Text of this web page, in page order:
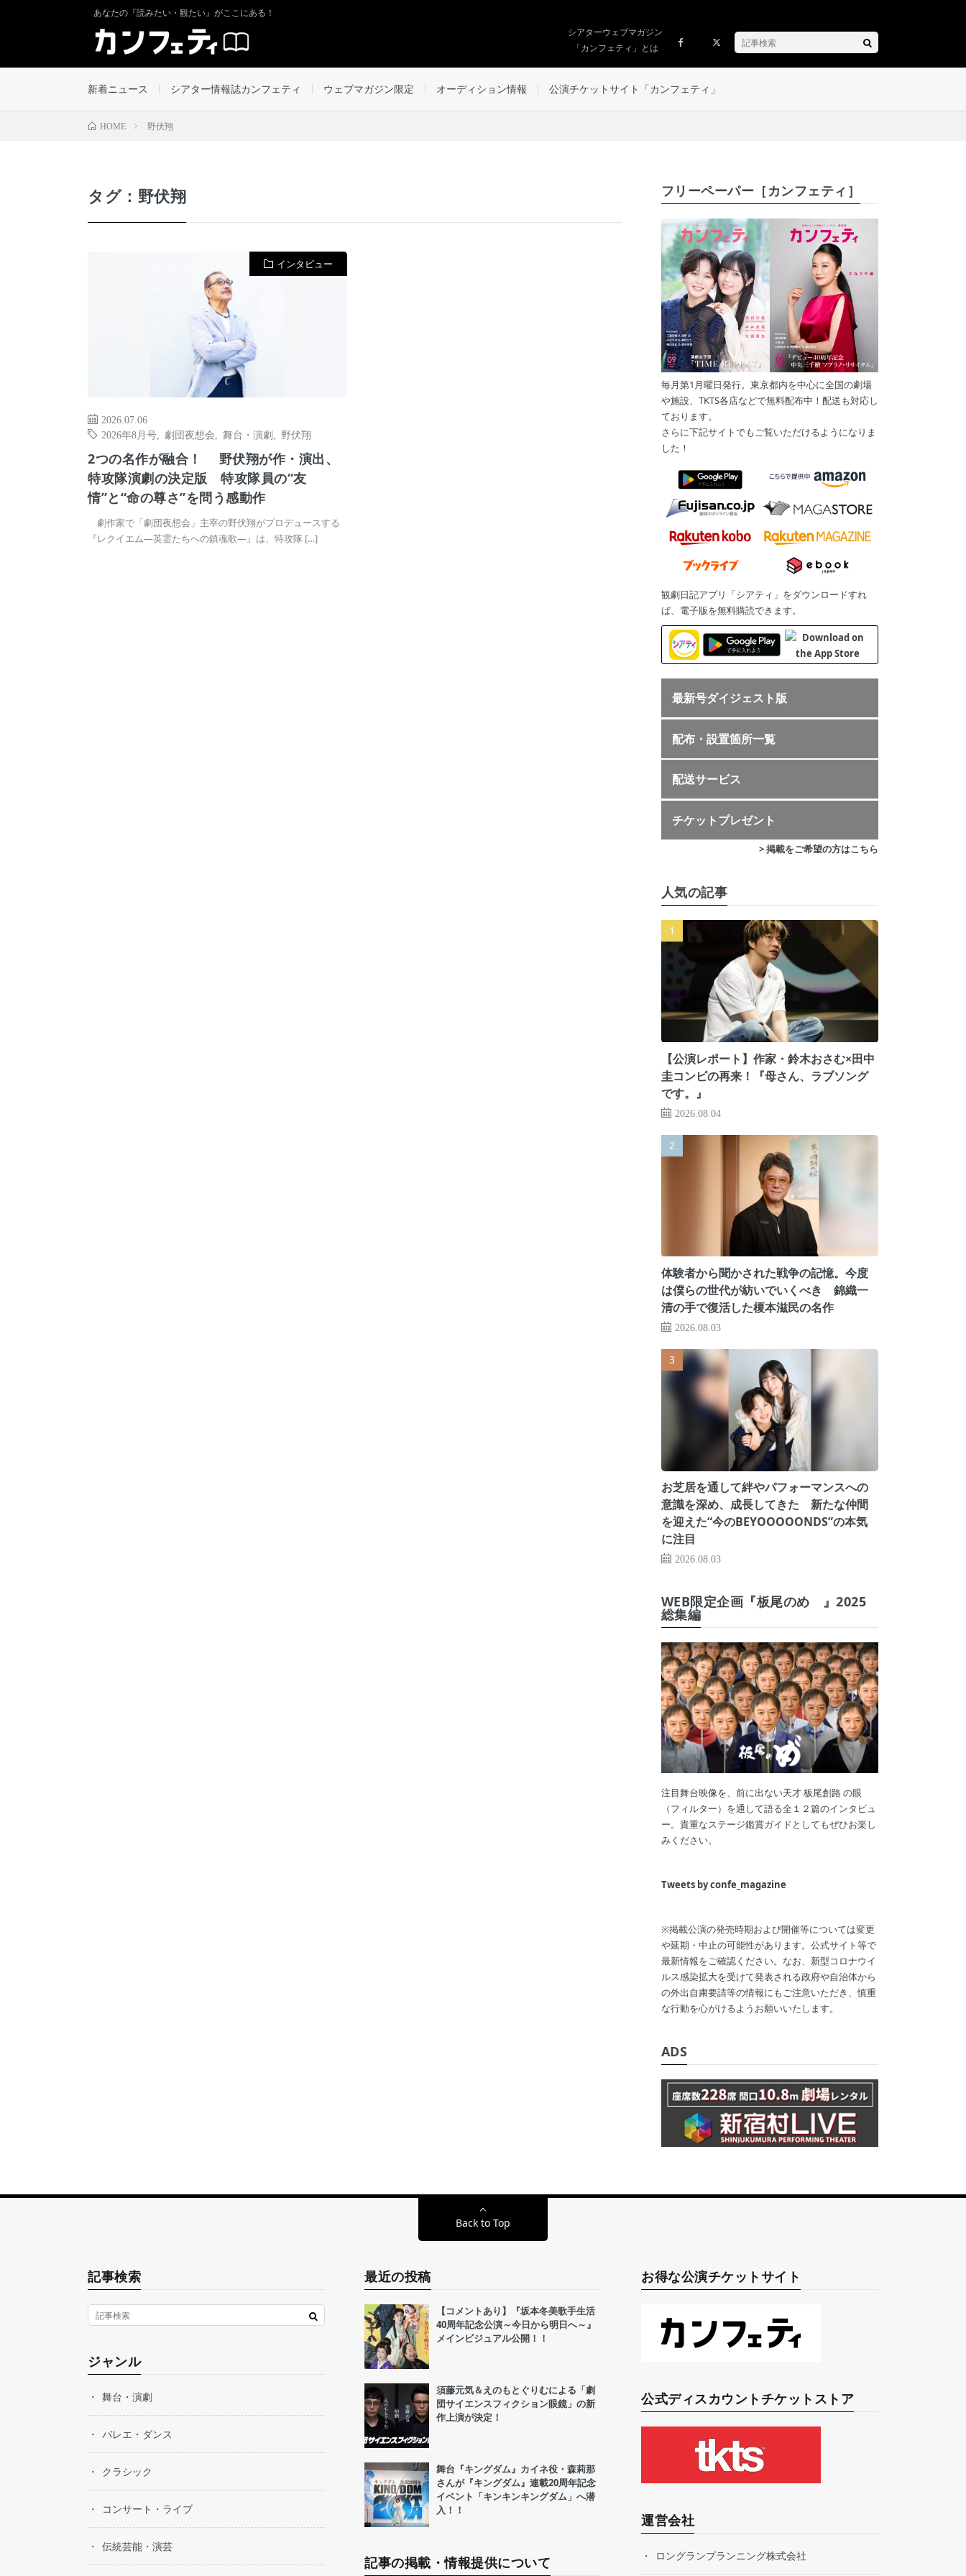
あなたの『読みたい・観たい』がここにある！
シアターウェブマガジン
「カンフェティ」とは
新着ニュース シアター情報誌カンフェティ ウェブマガジン限定 オーディション情報 公演チケットサイト「カンフェティ」
HOME 野伏翔
タグ：野伏翔
インタビュー
2026.07.06
2026年8月号
劇団夜想会 舞台・演劇 野伏翔
2つの名作が融合！ 野伏翔が作・演出、
特攻隊演劇の決定版 特攻隊員の“友
情”と“命の尊さ”を問う感動作
劇作家で「劇団夜想会」主宰の野伏翔がプロデュースする
『レクイエム―英霊たちへの鎮魂歌―』は、特攻隊 […]
フリーペーパー［カンフェティ］
毎月第1月曜日発行。東京都内を中心に全国の劇場
や施設、TKTS各店などで無料配布中！配送も対応し
ております。
さらに下記サイトでもご覧いただけるようになりま
した！
観劇日記アプリ「シアティ」をダウンロードすれ
ば、電子版を無料購読できます。
最新号ダイジェスト版
配布・設置箇所一覧
配送サービス
チケットプレゼント
> 掲載をご希望の方はこちら
人気の記事
【公演レポート】作家・鈴木おさむ×田中
圭コンビの再来！『母さん、ラブソング
です。』
2026.08.04
体験者から聞かされた戦争の記憶。今度
は僕らの世代が紡いでいくべき 錦織一
清の手で復活した榎本滋民の名作
2026.08.03
お芝居を通して絆やパフォーマンスへの
意識を深め、成長してきた 新たな仲間
を迎えた“今のBEYOOOOONDS”の本気
に注目
2026.08.03
WEB限定企画『板尾のめ゙』2025
総集編
注目舞台映像を、前に出ない天才 板尾創路 の眼
（フィルター）を通して語る全１２篇のインタビュ
ー。貴重なステージ鑑賞ガイドとしてもぜひお楽し
みください。
Tweets by confe_magazine
※掲載公演の発売時期および開催等については変更
や延期・中止の可能性があります。公式サイト等で
最新情報をご確認ください。なお、新型コロナウイ
ルス感染拡大を受けて発表される政府や自治体から
の外出自粛要請等の情報にもご注意いただき、慎重
な行動を心がけるようお願いいたします。
ADS
Back to Top
記事検索
ジャンル
舞台・演劇
バレエ・ダンス
クラシック
コンサート・ライブ
伝統芸能・演芸
最近の投稿
【コメントあり】『坂本冬美歌手生活
40周年記念公演～今日から明日へ～』
メインビジュアル公開！！
須藤元気＆えのもとぐりむによる「劇
団サイエンスフィクション眼鏡」の新
作上演が決定！
舞台『キングダム』カイネ役・森莉那
さんが『キングダム』連載20周年記念
イベント「キンキンキングダム」へ潜
入！！
記事の掲載・情報提供について
お得な公演チケットサイト
公式ディスカウントチケットストア
運営会社
ロングランプランニング株式会社